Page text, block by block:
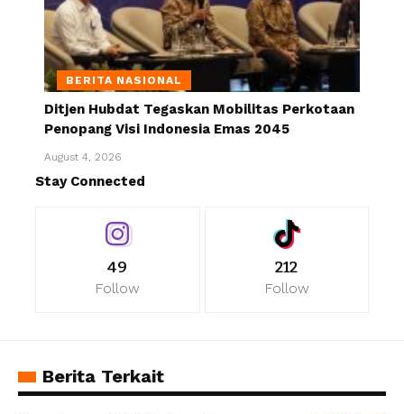
BERITA NASIONAL
Ditjen Hubdat Tegaskan Mobilitas Perkotaan
Penopang Visi Indonesia Emas 2045
August 4, 2026
Stay Connected
49
Follow
212
Follow
Berita Terkait